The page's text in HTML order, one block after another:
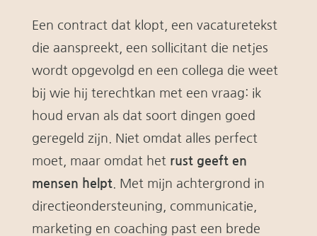
Een contract dat klopt, een vacaturetekst
die aanspreekt, een sollicitant die netjes
wordt opgevolgd en een collega die weet
bij wie hij terechtkan met een vraag: ik
houd ervan als dat soort dingen goed
geregeld zijn. Niet omdat alles perfect
moet, maar omdat het rust geeft en
mensen helpt. Met mijn achtergrond in
directieondersteuning, communicatie,
marketing en coaching past een brede